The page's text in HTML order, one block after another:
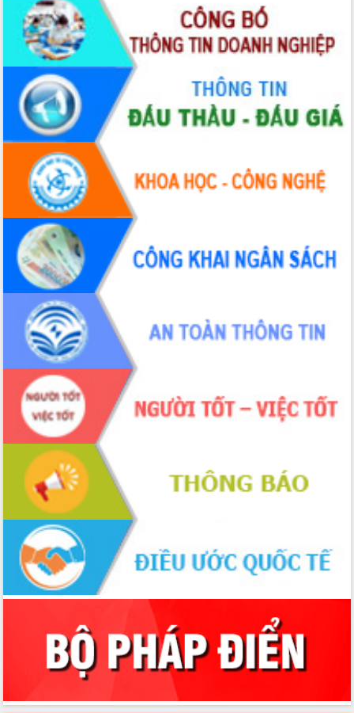
Đẩy nhanh công tác khắc phục, ổn
định đời sống Nhân dân sau bão số 13
Bí thư Tỉnh ủy Lương Nguyễn Minh
Triết dự Ngày hội đại đoàn kết tại
Buôn Đăk Tuôr, xã Cư Pui
Khởi công xây dựng Trường Phổ thông
nội trú liên cấp tiểu học và THCS xã Ia
Rvê
Phó Thủ tướng Chính phủ Mai Văn
Chính chia sẻ, động viên người dân
chịu ảnh hưởng nặng từ bão số 13
Chủ tịch UBND tỉnh kiểm tra công tác
phòng, chống bão số 13 tại các địa
bàn xung yếu
Tập trung đẩy nhanh giải ngân nguồn
vốn các chương trình mục tiêu quốc
gia
Xã Ea H'leo giữ vững và nâng cao chất
lượng các tiêu chí nông thôn mới
Công bố quyết định của Ban Thường
vụ Tỉnh ủy về công tác cán bộ
Nâng cao trách nhiệm người đứng
đầu, phát huy tinh thần chủ động,
sáng tạo để đảm bảo tiến độ giải ngân
vốn đầu tư công năm 2025
Sở Công Thương đột phá số hóa 100%
thủ tục trực tuyến lấy sự hài lòng của
doanh nghiệp làm thước đo phục vụ
Đảm bảo công tác bầu cử triển khai
đúng tiến độ, quy trình theo luật định
Ban Tuyên giáo và Dân vận Trung ương
tập huấn công tác khoa giáo năm 2025
Đắk Lắk hưởng ứng Ngày Pháp luật
Việt Nam 2025 và biểu dương 25 tập
thể, cá nhân tiêu biểu
công tác bầu cử tỉnh Đắk Lắk
Hội nghị UBND tỉnh thường kỳ tháng
10 năm 2025
Kỳ họp chuyên đề lần thứ Ba, HĐND
tỉnh khóa X